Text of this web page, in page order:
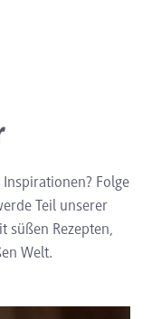
Folge
Teil unserer
süßen Rezepten,
Welt.